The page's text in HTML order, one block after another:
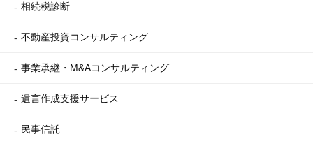
相続税診断
不動産投資コンサルティング
事業承継・M&Aコンサルティング
遺言作成支援サービス
民事信託